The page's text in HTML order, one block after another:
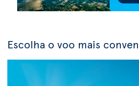
Escolha o voo mais